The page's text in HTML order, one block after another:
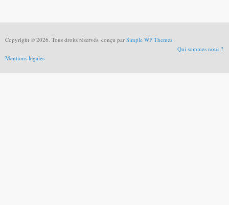
Copyright © 2026. Tous droits réservés. conçu par Simple WP Themes
Qui sommes nous ?
Mentions légales